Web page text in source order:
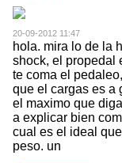
20-09-2012 11:47
hola. mira lo de la
shock, el propedal
te coma el
que el cargas es a
el maximo que
a explicar bien
cual es el ideal
peso. un